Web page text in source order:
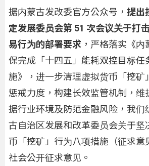
据内蒙古发改委官方公众号， 提出
定发展委员会第 51 次会议关于打
易行为的部署要求，严格落实《内
保完成「十四五」能耗双控目标任
施》，进一步清理虚拟货币「挖矿
惩戒力度，构建长效监管机制，维
据行业环境及防范金融风险，我们
古自治区发展和改革委员会关于坚
币「挖矿」行为八项措施（征求意
社会公开征求意见。